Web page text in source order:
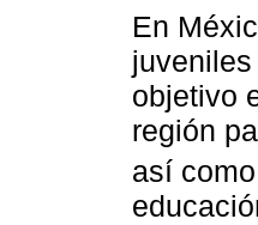
En
objetivo
región
así